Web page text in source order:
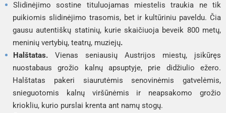
Slidinėjimo sostine tituluojamas miestelis traukia ne tik
puikiomis slidinėjimo trasomis, bet ir kultūriniu paveldu. Čia
gausu autentiškų statinių, kurie skaičiuoja beveik 800 metų,
meninių vertybių, teatrų, muziejų.
Halštatas. Vienas seniausių Austrijos miestų, įsikūręs
nuostabaus grožio kalnų apsuptyje, prie didžiulio ežero.
Halštatas pakeri siaurutėmis senovinėmis gatvelėmis,
snieguotomis kalnų viršūnėmis ir neapsakomo grožio
kriokliu, kurio purslai krenta ant namų stogų.